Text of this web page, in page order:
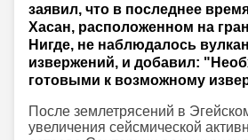
заявил, что в последнее
Хасан, расположенном на
Нигде, не наблюдалось
извержений, и добавил:
готовыми к возможному
После землетрясений в
увеличения сейсмической